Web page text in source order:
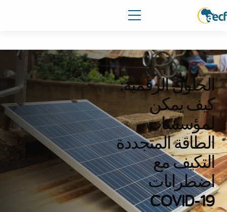
الحلول الرقمية:
كيف يمكن
لمؤسسات
الطاقة المتجددة
التكيف مع
اضطرابات
COVID-19